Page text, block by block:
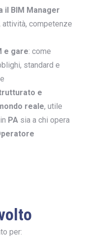
il BIM Manager
competenze
e gare: come
standard e
e
reale, utile
PA sia a chi opera
per: